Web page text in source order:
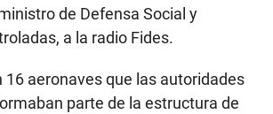
de Defensa Social y
a la radio Fides.
16 aeronaves que las autoridades
parte de la estructura de